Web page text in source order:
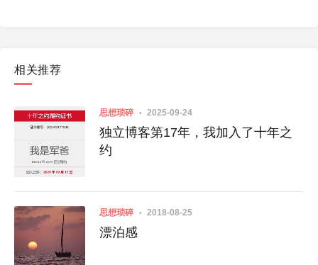
相关推荐
思想琐碎 2025-09-24
独立博客第17年，我加入了十年之
约
思想琐碎 2018-08-25
漂泊感